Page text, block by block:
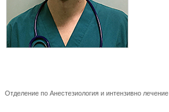
Отделение по Анестезиология и интензивно лечение